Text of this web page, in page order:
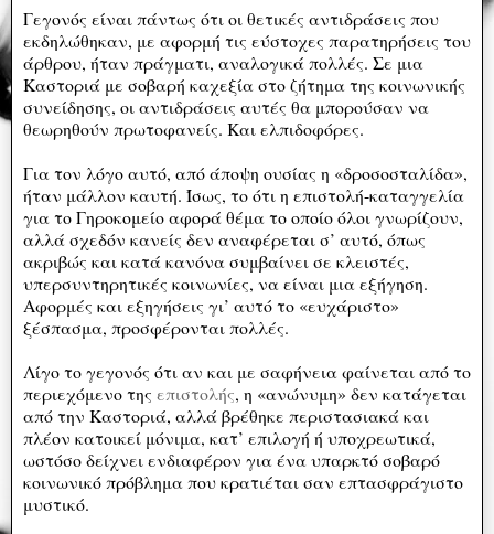
Γεγονός είναι πάντως ότι οι θετικές αντιδράσεις που
εκδηλώθηκαν, με αφορμή τις εύστοχες παρατηρήσεις του
άρθρου, ήταν πράγματι, αναλογικά πολλές. Σε μια
Καστοριά με σοβαρή καχεξία στο ζήτημα της κοινωνικής
συνείδησης, οι αντιδράσεις αυτές θα μπορούσαν να
θεωρηθούν πρωτοφανείς. Και ελπιδοφόρες.
Για τον λόγο αυτό, από άποψη ουσίας η «δροσοσταλίδα»,
ήταν μάλλον καυτή. Ίσως, το ότι η επιστολή-καταγγελία
για το Γηροκομείο αφορά θέμα το οποίο όλοι γνωρίζουν,
αλλά σχεδόν κανείς δεν αναφέρεται σ’ αυτό, όπως
ακριβώς και κατά κανόνα συμβαίνει σε κλειστές,
υπερσυντηρητικές κοινωνίες, να είναι μια εξήγηση.
Αφορμές και εξηγήσεις γι’ αυτό το «ευχάριστο»
ξέσπασμα, προσφέρονται πολλές.
Λίγο το γεγονός ότι αν και με σαφήνεια φαίνεται από το
περιεχόμενο της επιστολής, η «ανώνυμη» δεν κατάγεται
από την Καστοριά, αλλά βρέθηκε περιστασιακά και
πλέον κατοικεί μόνιμα, κατ’ επιλογή ή υποχρεωτικά,
ωστόσο δείχνει ενδιαφέρον για ένα υπαρκτό σοβαρό
κοινωνικό πρόβλημα που κρατιέται σαν επτασφράγιστο
μυστικό.